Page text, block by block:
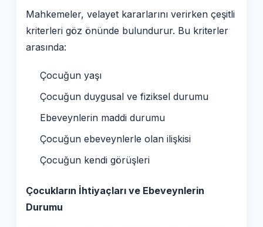
Mahkemeler, velayet kararlarını verirken çeşitli
kriterleri göz önünde bulundurur. Bu kriterler
arasında:
Çocuğun yaşı
Çocuğun duygusal ve fiziksel durumu
Ebeveynlerin maddi durumu
Çocuğun ebeveynlerle olan ilişkisi
Çocuğun kendi görüşleri
Çocukların İhtiyaçları ve Ebeveynlerin
Durumu